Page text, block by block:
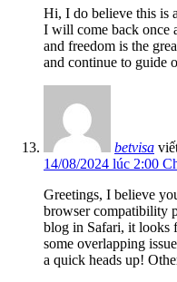
Hi, I do believe this is
I will come back once
and freedom is the
and continue to guide
betvisa
14/08/2024 lúc 2:00
Greetings, I believe
browser compatibility
blog in Safari, it looks
some overlapping
a quick heads up!